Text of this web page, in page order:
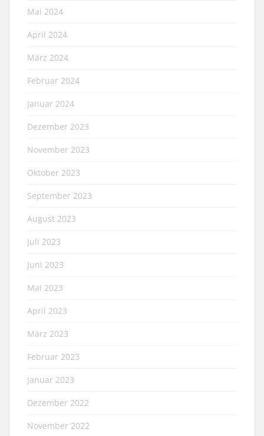
Mai 2024
April 2024
März 2024
Februar 2024
Januar 2024
Dezember 2023
November 2023
Oktober 2023
September 2023
August 2023
Juli 2023
Juni 2023
Mai 2023
April 2023
März 2023
Februar 2023
Januar 2023
Dezember 2022
November 2022